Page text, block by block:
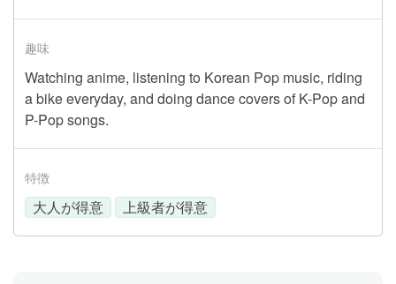
趣味
Watching anime, listening to Korean Pop music, riding
a bike everyday, and doing dance covers of K-Pop and
P-Pop songs.
特徴
大人が得意 上級者が得意